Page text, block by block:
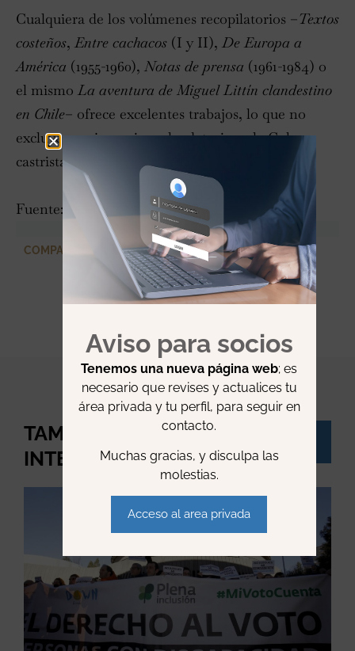
Cualquiera de los volúmenes recopilatorios –Textos
costeños, Entre cachacos (I y II), De Europa a
América (1955-1960), Notas de prensa (1961-1984) o
el mismo La aventura de Miguel Littín clandestino
en Chile– ofrece excelentes trabajos, lo que no
excluye pasajes y piezas laudatorios a la Cuba
castrista o la Nicaragua sandinista.
Fuente: La Voz de Galicia
COMPARTIR
TAMBIÉN TE PUEDE
INTERESAR:
Aviso para socios
Tenemos una nueva página web; es
necesario que revises y actualices tu
área privada y tu perfil, para seguir en
contacto.
Muchas gracias, y disculpa las
molestias.
Acceso al area privada